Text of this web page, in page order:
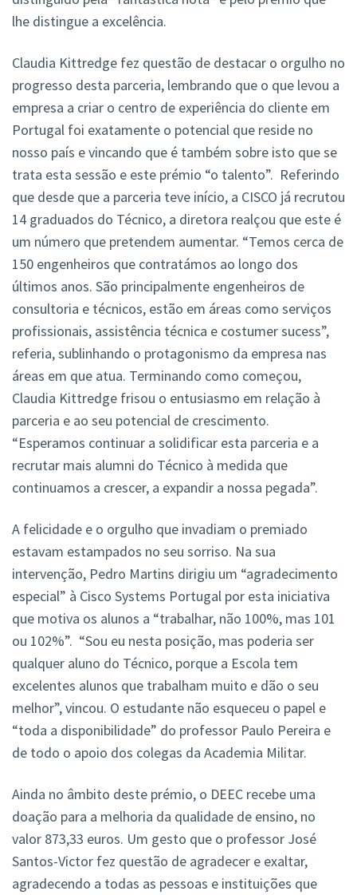
lhe distingue a excelência.
Claudia Kittredge fez questão de destacar o orgulho no
progresso desta parceria, lembrando que o que levou a
empresa a criar o centro de experiência do cliente em
Portugal foi exatamente o potencial que reside no
nosso país e vincando que é também sobre isto que se
trata esta sessão e este prémio “o talento”. Referindo
que desde que a parceria teve início, a CISCO já recrutou
14 graduados do Técnico, a diretora realçou que este é
um número que pretendem aumentar. “Temos cerca de
150 engenheiros que contratámos ao longo dos
últimos anos. São principalmente engenheiros de
consultoria e técnicos, estão em áreas como serviços
profissionais, assistência técnica e costumer sucess”,
referia, sublinhando o protagonismo da empresa nas
áreas em que atua. Terminando como começou,
Claudia Kittredge frisou o entusiasmo em relação à
parceria e ao seu potencial de crescimento.
“Esperamos continuar a solidificar esta parceria e a
recrutar mais alumni do Técnico à medida que
continuamos a crescer, a expandir a nossa pegada”.
A felicidade e o orgulho que invadiam o premiado
estavam estampados no seu sorriso. Na sua
intervenção, Pedro Martins dirigiu um “agradecimento
especial” à Cisco Systems Portugal por esta iniciativa
que motiva os alunos a “trabalhar, não 100%, mas 101
ou 102%”. “Sou eu nesta posição, mas poderia ser
qualquer aluno do Técnico, porque a Escola tem
excelentes alunos que trabalham muito e dão o seu
melhor”, vincou. O estudante não esqueceu o papel e
“toda a disponibilidade” do professor Paulo Pereira e
de todo o apoio dos colegas da Academia Militar.
Ainda no âmbito deste prémio, o DEEC recebe uma
doação para a melhoria da qualidade de ensino, no
valor 873,33 euros. Um gesto que o professor José
Santos-Victor fez questão de agradecer e exaltar,
agradecendo a todas as pessoas e instituições que